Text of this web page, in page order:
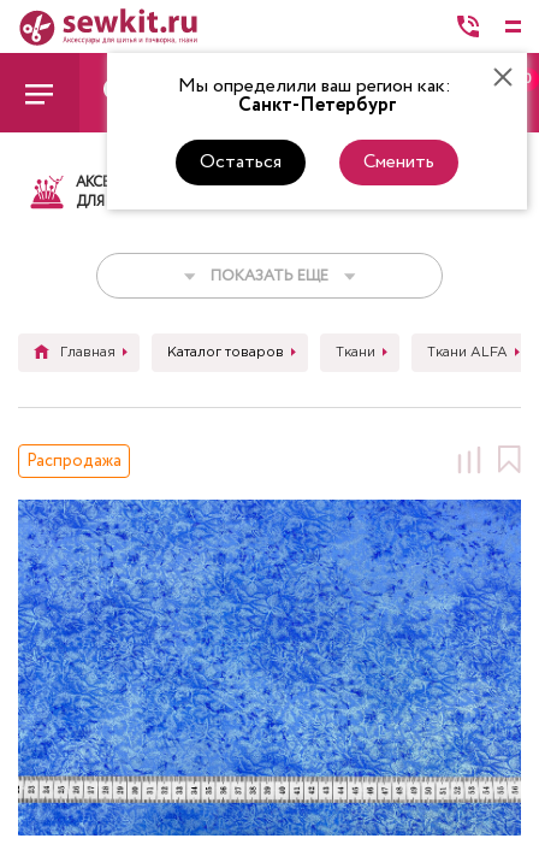
Мы определили ваш регион как:
Санкт-Петербург
Остаться Сменить
0
АКСЕССУАРЫ
ДЛЯ ШИТЬЯ
ТКАНИ НИТКИ
ПОКАЗАТЬ ЕЩЕ
Главная Каталог товаров Ткани Ткани ALFA
Распродажа